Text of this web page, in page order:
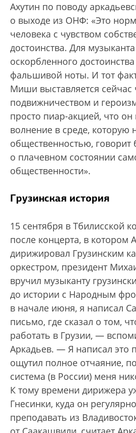
Ахутин по поводу
о выходе из ОНФ: «Это
человека с чувством
достоинства. Для
оскорбленного
фальшивой ноты. И тот
Миши выставляется сейчас
подвижничеством и
просто пиар-акцией, что он
волнение в среде, которую
общественностью,
о плачевном состоянии
общественности».
Грузинская история
15 сентября в Тбилисской
после концерта, в котором
дирижировал Грузинским
оркестром, президент
вручил музыканту
до истории с Народным
в начале июня, я написал
письмо, где сказал о том,
работать в Грузии, —
Аркадьев. — Я написал это
ощутил полное отчаяние,
система (в России) меня
К тому времени дирижера
Гнесинки, куда он
преподавать из